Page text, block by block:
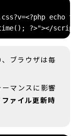
echo
?>"></
ブラウザは毎
マンスに影響
ファイル更新時